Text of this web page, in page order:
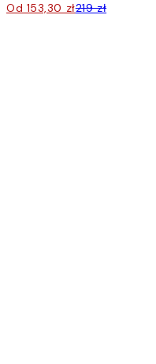
Od 153,30 zł219 zł